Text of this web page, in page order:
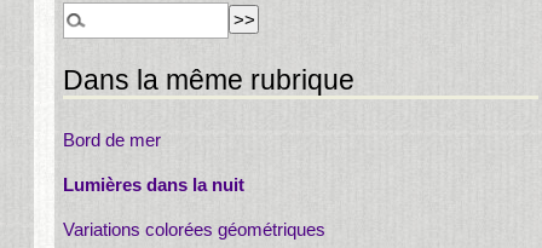
Dans la même rubrique
Bord de mer
Lumières dans la nuit
Variations colorées géométriques